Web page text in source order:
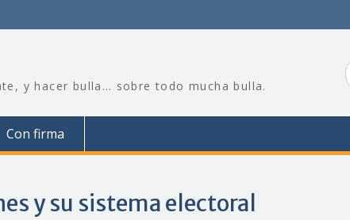
y hacer bulla… sobre todo mucha bulla.
Con firma
y su sistema electoral